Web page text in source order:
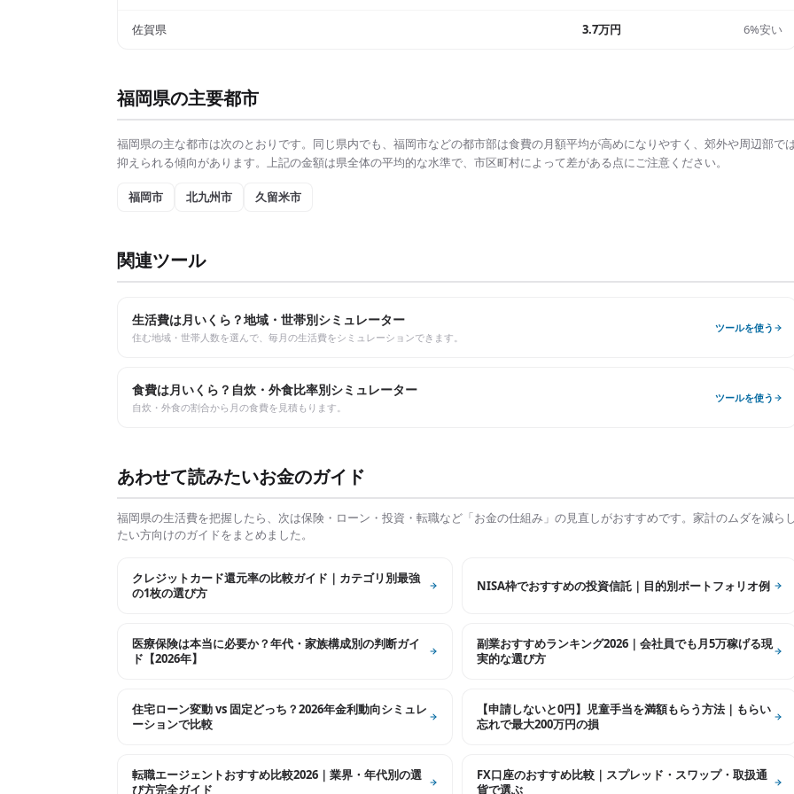
佐賀県 3.7万円 6%安い
福岡県の主要都市
福岡県の主な都市は次のとおりです。同じ県内でも、 福岡市などの都市部は食費の月額平均が高めになりやすく、郊外や周辺部で
抑えられる傾向があります。上記の金額は県全体の平均的な水準で、市区町村によって差がある点にご注意ください。
福岡市 北九州市 久留米市
関連ツール
生活費は月いくら？地域・世帯別シミュレーター
住む地域・世帯人数を選んで、毎月の生活費をシミュレーションできます。
ツールを使う
食費は月いくら？自炊・外食比率別シミュレーター
自炊・外食の割合から月の食費を見積もります。
ツールを使う
あわせて読みたいお金のガイド
福岡県の生活費を把握したら、次は保険・ローン・投資・転職など「お金の仕組み」の見直しがおすすめです。家計のムダを減ら
たい方向けのガイドをまとめました。
クレジットカード還元率の比較ガイド｜カテゴリ別最強
の1枚の選び方
NISA枠でおすすめの投資信託｜目的別ポートフォリオ例
医療保険は本当に必要か？年代・家族構成別の判断ガイ
ド【2026年】
副業おすすめランキング2026｜会社員でも月5万稼げる現
実的な選び方
住宅ローン変動 vs 固定どっち？2026年金利動向シミュレ
ーションで比較
【申請しないと0円】児童手当を満額もらう方法｜もらい
忘れで最大200万円の損
転職エージェントおすすめ比較2026｜業界・年代別の選
び方完全ガイド
FX口座のおすすめ比較｜スプレッド・スワップ・取扱通
貨で選ぶ